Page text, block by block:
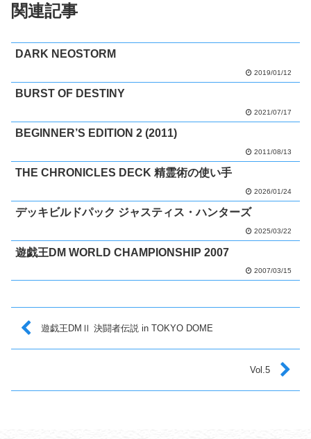
関連記事
DARK NEOSTORM
2019/01/12
BURST OF DESTINY
2021/07/17
BEGINNER’S EDITION 2 (2011)
2011/08/13
THE CHRONICLES DECK 精霊術の使い手
2026/01/24
デッキビルドパック ジャスティス・ハンターズ
2025/03/22
遊戯王DM WORLD CHAMPIONSHIP 2007
2007/03/15
遊戯王DMⅡ 決闘者伝説 in TOKYO DOME
Vol.5